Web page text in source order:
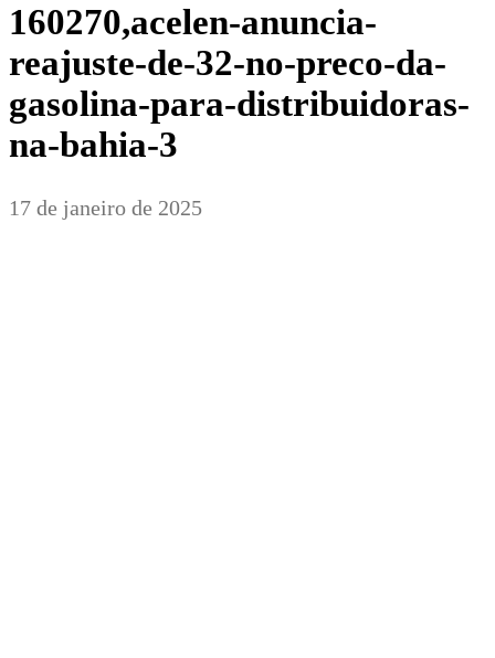
160270,acelen-anuncia-
reajuste-de-32-no-preco-da-
gasolina-para-distribuidoras-
na-bahia-3
17 de janeiro de 2025